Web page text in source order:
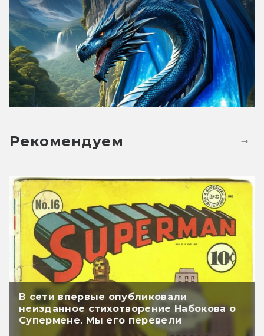
Рекомендуем
В сети впервые опубликовали
неизданное стихотворение Набокова о
Супермене. Мы его перевели